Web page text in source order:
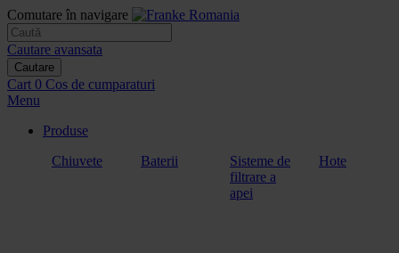
Comutare în navigare
Cautare avansata
Cautare
Cart 0 Cos de cumparaturi
Menu
Produse
Chiuvete
Baterii
Sisteme de
filtrare a
apei
Hote